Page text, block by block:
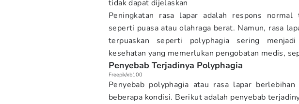
tidak dapat dijelaskan
Peningkatan rasa lapar adalah respons normal
seperti puasa atau olahraga berat. Namun, rasa
terpuaskan seperti polyphagia sering
kesehatan yang memerlukan pengobatan medis,
Penyebab Terjadinya Polyphagia
Freepik/xb100
Penyebab polyphagia atau rasa lapar
beberapa kondisi. Berikut adalah penyebab